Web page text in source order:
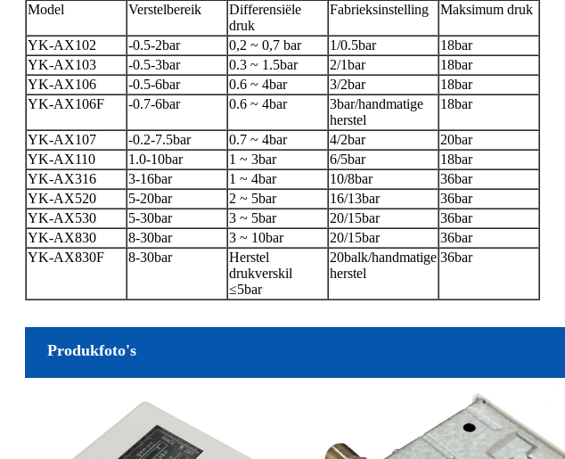
Model Verstelbereik
Differensiële
druk
Fabrieksinstelling Maksimum druk
YK-AX102 -0.5-2bar 0,2 ~ 0,7 bar 1/0.5bar
18bar
YK-AX103
-0.5-3bar 0.3 ~ 1.5bar 2/1bar
18bar
YK-AX106
-0.5-6bar 0.6 ~ 4bar 3/2bar
18bar
YK-AX106F
-0.7-6bar 0.6 ~ 4bar
3bar/handmatige
herstel
18bar
YK-AX107 -0.2-7.5bar 0.7 ~ 4bar 4/2bar
20bar
YK-AX110
1.0-10bar 1 ~ 3bar 6/5bar
18bar
YK-AX316
3-16bar 1 ~ 4bar 10/8bar
36bar
YK-AX520
5-20bar 2 ~ 5bar 16/13bar
36bar
YK-AX530
5-30bar 3 ~ 5bar 20/15bar
36bar
YK-AX830
8-30bar 3 ~ 10bar 20/15bar
36bar
YK-AX830F
8-30bar
Herstel
drukverskil
≤5bar
20balk/handmatige
herstel
36bar
Produkfoto's